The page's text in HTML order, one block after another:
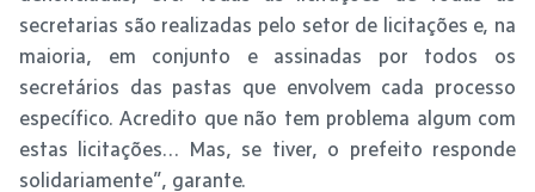
secretarias são realizadas pelo setor de licitações e, na
maioria, em conjunto e assinadas por todos os
secretários das pastas que envolvem cada processo
específico. Acredito que não tem problema algum com
estas licitações… Mas, se tiver, o prefeito responde
solidariamente”, garante.